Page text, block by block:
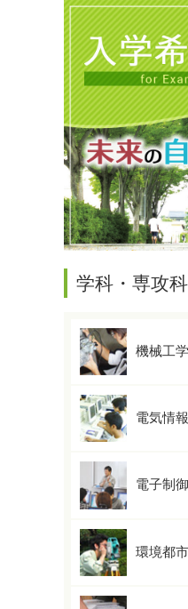
学科・専攻科
機械工
電気情
電子制
環境都